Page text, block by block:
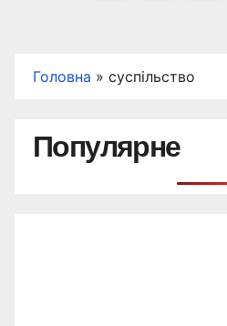
Головна » суспільство
Популярне